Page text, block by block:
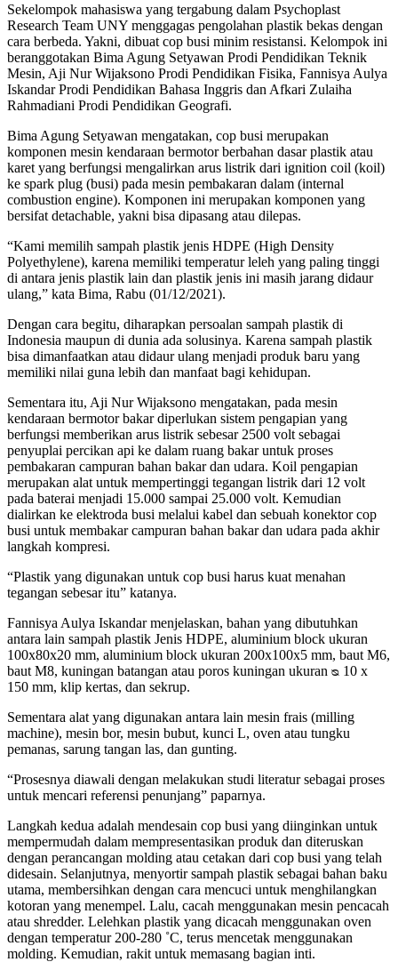
Sekelompok mahasiswa yang tergabung dalam Psychoplast
Research Team UNY menggagas pengolahan plastik bekas dengan
cara berbeda. Yakni, dibuat cop busi minim resistansi. Kelompok ini
beranggotakan Bima Agung Setyawan Prodi Pendidikan Teknik
Mesin, Aji Nur Wijaksono Prodi Pendidikan Fisika, Fannisya Aulya
Iskandar Prodi Pendidikan Bahasa Inggris dan Afkari Zulaiha
Rahmadiani Prodi Pendidikan Geografi.
Bima Agung Setyawan mengatakan, cop busi merupakan
komponen mesin kendaraan bermotor berbahan dasar plastik atau
karet yang berfungsi mengalirkan arus listrik dari ignition coil (koil)
ke spark plug (busi) pada mesin pembakaran dalam (internal
combustion engine). Komponen ini merupakan komponen yang
bersifat detachable, yakni bisa dipasang atau dilepas.
“Kami memilih sampah plastik jenis HDPE (High Density
Polyethylene), karena memiliki temperatur leleh yang paling tinggi
di antara jenis plastik lain dan plastik jenis ini masih jarang didaur
ulang,” kata Bima, Rabu (01/12/2021).
Dengan cara begitu, diharapkan persoalan sampah plastik di
Indonesia maupun di dunia ada solusinya. Karena sampah plastik
bisa dimanfaatkan atau didaur ulang menjadi produk baru yang
memiliki nilai guna lebih dan manfaat bagi kehidupan.
Sementara itu, Aji Nur Wijaksono mengatakan, pada mesin
kendaraan bermotor bakar diperlukan sistem pengapian yang
berfungsi memberikan arus listrik sebesar 2500 volt sebagai
penyuplai percikan api ke dalam ruang bakar untuk proses
pembakaran campuran bahan bakar dan udara. Koil pengapian
merupakan alat untuk mempertinggi tegangan listrik dari 12 volt
pada baterai menjadi 15.000 sampai 25.000 volt. Kemudian
dialirkan ke elektroda busi melalui kabel dan sebuah konektor cop
busi untuk membakar campuran bahan bakar dan udara pada akhir
langkah kompresi.
“Plastik yang digunakan untuk cop busi harus kuat menahan
tegangan sebesar itu” katanya.
Fannisya Aulya Iskandar menjelaskan, bahan yang dibutuhkan
antara lain sampah plastik Jenis HDPE, aluminium block ukuran
100x80x20 mm, aluminium block ukuran 200x100x5 mm, baut M6,
baut M8, kuningan batangan atau poros kuningan ukuran ᴓ 10 x
150 mm, klip kertas, dan sekrup.
Sementara alat yang digunakan antara lain mesin frais (milling
machine), mesin bor, mesin bubut, kunci L, oven atau tungku
pemanas, sarung tangan las, dan gunting.
“Prosesnya diawali dengan melakukan studi literatur sebagai proses
untuk mencari referensi penunjang” paparnya.
Langkah kedua adalah mendesain cop busi yang diinginkan untuk
mempermudah dalam mempresentasikan produk dan diteruskan
dengan perancangan molding atau cetakan dari cop busi yang telah
didesain. Selanjutnya, menyortir sampah plastik sebagai bahan baku
utama, membersihkan dengan cara mencuci untuk menghilangkan
kotoran yang menempel. Lalu, cacah menggunakan mesin pencacah
atau shredder. Lelehkan plastik yang dicacah menggunakan oven
dengan temperatur 200-280 ˚C, terus mencetak menggunakan
molding. Kemudian, rakit untuk memasang bagian inti.